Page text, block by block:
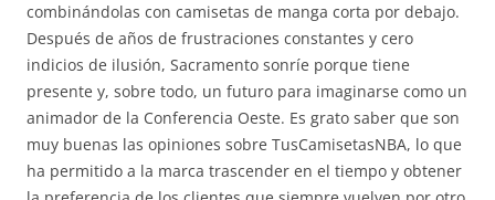
combinándolas con camisetas de manga corta por debajo.
Después de años de frustraciones constantes y cero
indicios de ilusión, Sacramento sonríe porque tiene
presente y, sobre todo, un futuro para imaginarse como un
animador de la Conferencia Oeste. Es grato saber que son
muy buenas las opiniones sobre TusCamisetasNBA, lo que
ha permitido a la marca trascender en el tiempo y obtener